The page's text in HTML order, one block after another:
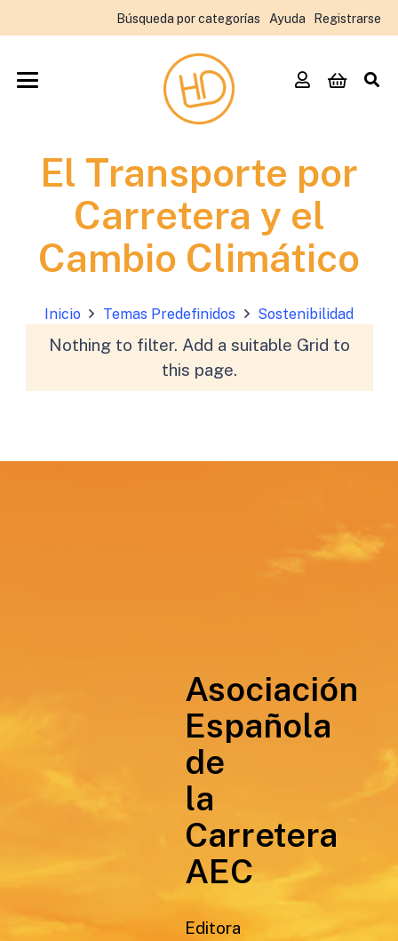
Búsqueda por categorías Ayuda Registrarse
El Transporte por
Carretera y el
Cambio Climático
Inicio Temas Predefinidos Sostenibilidad
Nothing to filter. Add a suitable Grid to
this page.
Asociación
Española
de
la
Carretera
AEC
Editora